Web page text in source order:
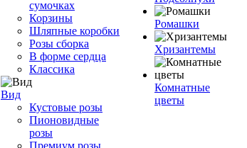
сумочках
Корзины
Шляпные коробки
Розы сборка
В форме сердца
Классика
Вид
Кустовые розы
Пионовидные
розы
Премиум розы
Ромашки
Хризантемы
Комнатные
цветы